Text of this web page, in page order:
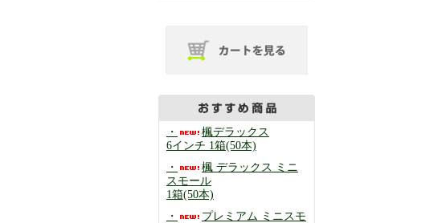
・
楓デラックス
6インチ 1箱(50本)
・
楓 デラックス ミニ
スモール
1箱(50本)
・
プレミアム ミニスモ